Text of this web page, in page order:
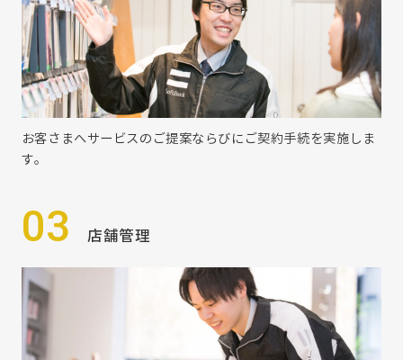
お客さまへサービスのご提案ならびにご契約手続を実施しま
す。
03 店舗管理